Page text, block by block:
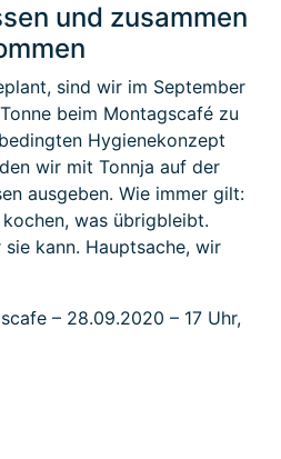
und zusammen
sind wir im September
beim Montagscafé zu
Hygienekonzept
wir mit Tonnja auf der
ausgeben. Wie immer gilt:
was übrigbleibt.
kann. Hauptsache, wir
– 28.09.2020 – 17 Uhr,